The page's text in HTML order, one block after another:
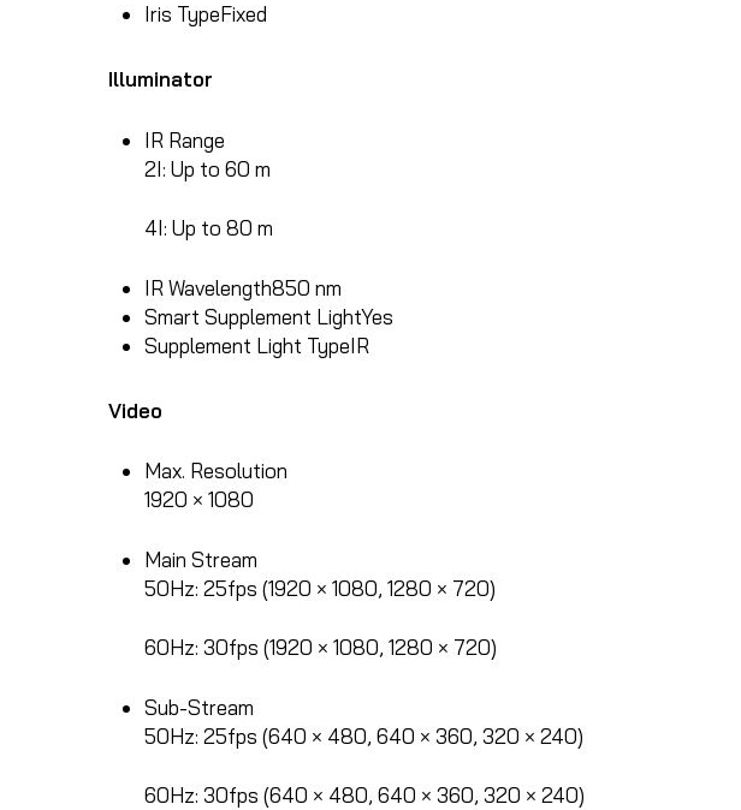
Iris TypeFixed
Illuminator
IR Range
2I: Up to 60 m
4I: Up to 80 m
IR Wavelength850 nm
Smart Supplement LightYes
Supplement Light TypeIR
Video
Max. Resolution
1920 × 1080
Main Stream
50Hz: 25fps (1920 × 1080, 1280 × 720)
60Hz: 30fps (1920 × 1080, 1280 × 720)
Sub-Stream
50Hz: 25fps (640 × 480, 640 × 360, 320 × 240)
60Hz: 30fps (640 × 480, 640 × 360, 320 × 240)